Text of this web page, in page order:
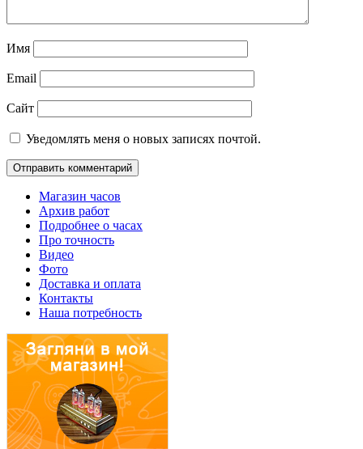
Имя
Email
Сайт
Уведомлять меня о новых записях почтой.
Магазин часов
Архив работ
Подробнее о часах
Про точность
Видео
Фото
Доставка и оплата
Контакты
Наша потребность